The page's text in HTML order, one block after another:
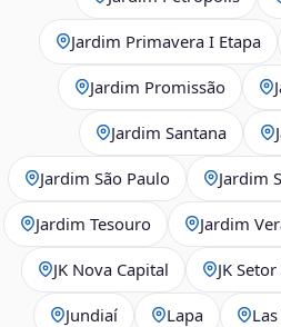
Jardim Primavera I Etapa
Jardim Promissão
Jardim Santana
Jardim São Paulo Jardim
Jardim Tesouro Jardim
JK Nova Capital JK
Jundiaí Lapa